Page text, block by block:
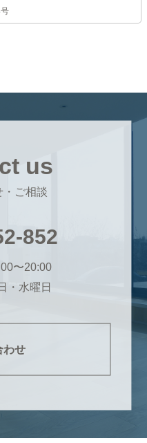
us
・ご相談
852
〜20:00
・水曜日
わせ